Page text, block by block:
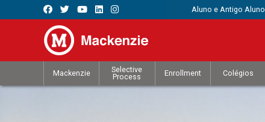
Aluno e Antigo Aluno
Mackenzie
Selective
Process
Enrollment Colégios